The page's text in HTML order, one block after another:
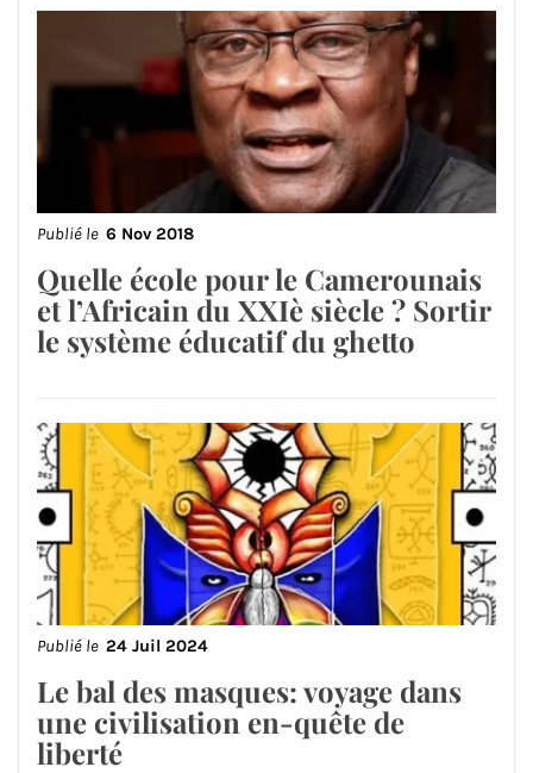
Publié le 6 Nov 2018
Quelle école pour le Camerounais
et l’Africain du XXIè siècle ? Sortir
le système éducatif du ghetto
Publié le 24 Juil 2024
Le bal des masques: voyage dans
une civilisation en-quête de
liberté